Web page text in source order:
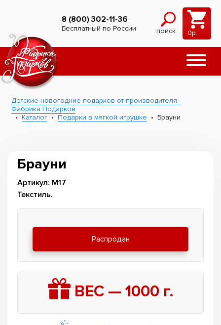
8 (800) 302-11-36
Бесплатный по России поиск 0р.
Детские новогодние подарков от производителя -
Фабрика Подарков
Каталог
Подарки в мягкой игрушке Брауни
Брауни
Артикул: М17
Текстиль.
Распродан
ВЕС — 1000г.